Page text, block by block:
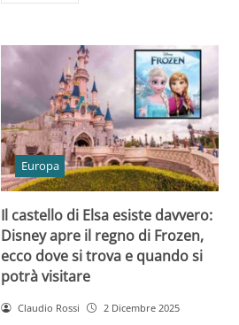
Europa
Il castello di Elsa esiste davvero:
Disney apre il regno di Frozen,
ecco dove si trova e quando si
potrà visitare
Claudio Rossi 2 Dicembre 2025